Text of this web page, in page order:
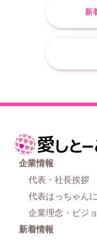
新
ホ
ー
企業情報
代表・社長挨拶
代表はっちゃん
企業理念・ビジ
新着情報